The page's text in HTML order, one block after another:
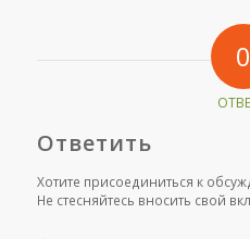
0
Ответить
Хотите присоединиться к
Не стесняйтесь вносить свой